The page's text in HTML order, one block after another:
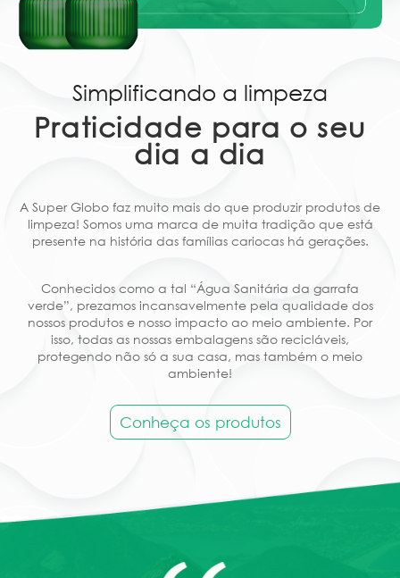
Simplificando a limpeza
Praticidade para o seu
dia a dia
A Super Globo faz muito mais do que produzir produtos de
limpeza! Somos uma marca de muita tradição que está
presente na história das famílias cariocas há gerações.
Conhecidos como a tal “Água Sanitária da garrafa
verde”, prezamos incansavelmente pela qualidade dos
nossos produtos e nosso impacto ao meio ambiente. Por
isso, todas as nossas embalagens são recicláveis,
protegendo não só a sua casa, mas também o meio
ambiente!
Conheça os produtos